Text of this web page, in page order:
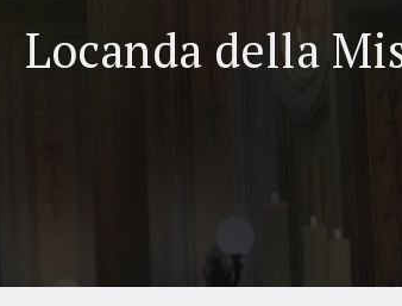
Locanda della